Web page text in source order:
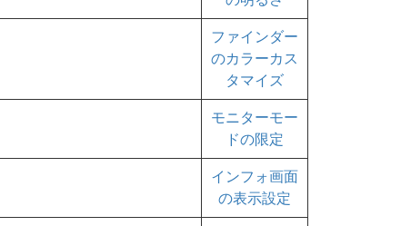
ファインダー
のカラーカス
タマイズ
モニターモー
ドの限定
インフォ画面
の表示設定